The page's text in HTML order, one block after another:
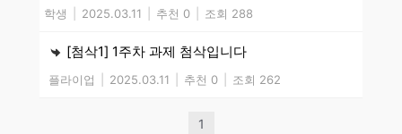
학생 2025.03.11 추천 0 조회 288
[첨삭1] 1주차 과제 첨삭입니다
플라이업 2025.03.11 추천 0 조회 262
1